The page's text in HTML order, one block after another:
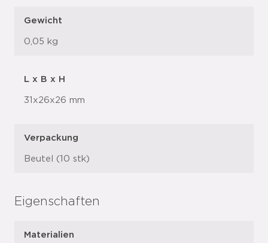
Gewicht
0,05 kg
L x B x H
31x26x26 mm
Verpackung
Beutel (10 stk)
Eigenschaften
Materialien